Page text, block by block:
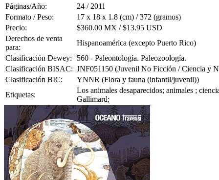
Páginas/Año:
24 / 2011
Formato / Peso:
17 x 18 x 1.8 (cm) / 372 (gramos)
Precio:
$360.00 MX / $13.95 USD
Derechos de venta
para:
Hispanoamérica (excepto Puerto Rico)
Clasificación Dewey:
560 - Paleontología. Paleozoología.
Clasificación BISAC: JNF051150 (Juvenil No Ficción / Ciencia y
Clasificación BIC:
YNNR (Flora y fauna (infantil/juvenil))
Etiquetas:
Los animales desaparecidos; animales ;
Gallimard;